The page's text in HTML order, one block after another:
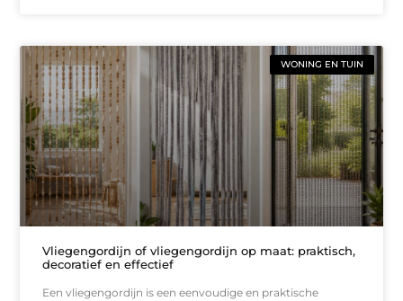
WONING EN TUIN
Vliegengordijn of vliegengordijn op maat: praktisch,
decoratief en effectief
Een vliegengordijn is een eenvoudige en praktische